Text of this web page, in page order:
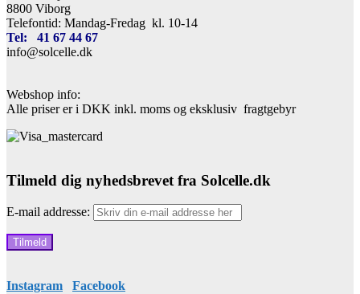
8800 Viborg
Telefontid: Mandag-Fredag kl. 10-14
Tel: 41 67 44 67
info@solcelle.dk
Webshop info:
Alle priser er i DKK inkl. moms og eksklusiv fragtgebyr
Tilmeld dig nyhedsbrevet fra Solcelle.dk
E-mail addresse:
Instagram Facebook